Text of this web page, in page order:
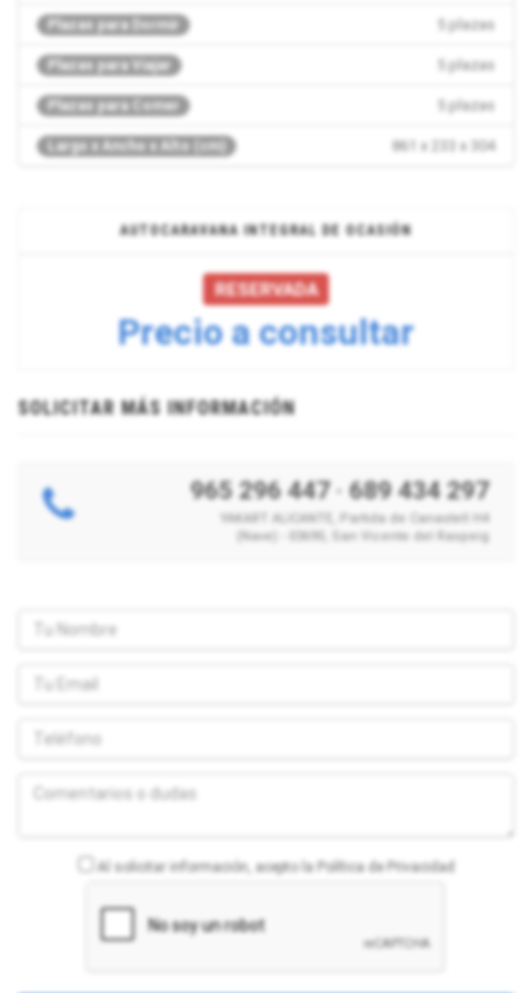
Plazas para Dormir 5 plazas
Plazas para Viajar 5 plazas
Plazas para Comer 5 plazas
Largo x Ancho x Alto (cm) 861 x 233 x 304
AUTOCARAVANA INTEGRAL DE OCASIÓN
RESERVADA
Precio a consultar
SOLICITAR MÁS INFORMACIÓN
965 296 447·689 434 297
YAKART ALICANTE, Partida de Canastell H4
(Nave) - 03690, San Vicente del Raspeig
Al solicitar información, acepto la Política de Privacidad